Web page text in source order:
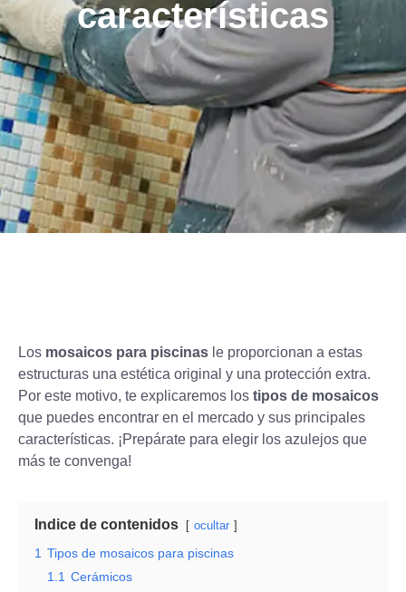
características
Los mosaicos para piscinas le proporcionan a estas
estructuras una estética original y una protección extra.
Por este motivo, te explicaremos los tipos de mosaicos
que puedes encontrar en el mercado y sus principales
características. ¡Prepárate para elegir los azulejos que
más te convenga!
Indice de contenidos ocultar
1 Tipos de mosaicos para piscinas
1.1 Cerámicos